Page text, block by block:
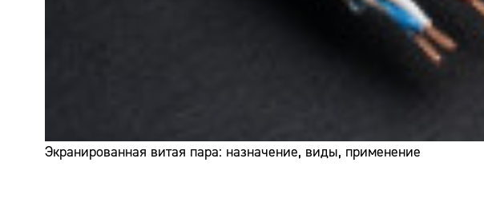
Экранированная витая пара: назначение, виды, применение